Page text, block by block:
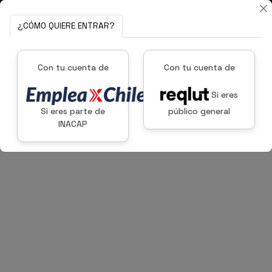
¿CÓMO QUIERE ENTRAR?
Con tu cuenta de
Si eres parte de
INACAP
Con tu cuenta de
Si eres
público general